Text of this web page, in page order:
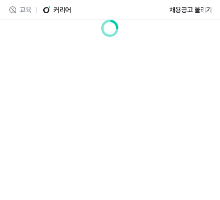
교육 커리어 채용공고 올리기